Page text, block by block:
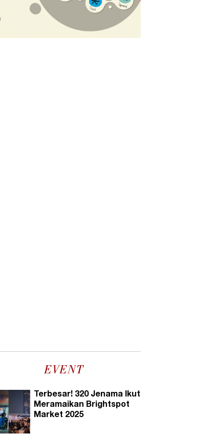
EVENT
Terbesar! 320 Jenama Ikut
Meramaikan Brightspot
Market 2025